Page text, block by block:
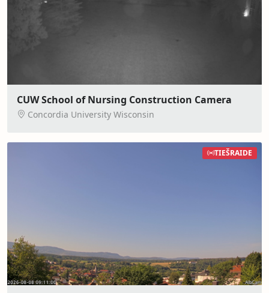
CUW School of Nursing Construction Camera
Concordia University Wisconsin
TIEŠRAIDE